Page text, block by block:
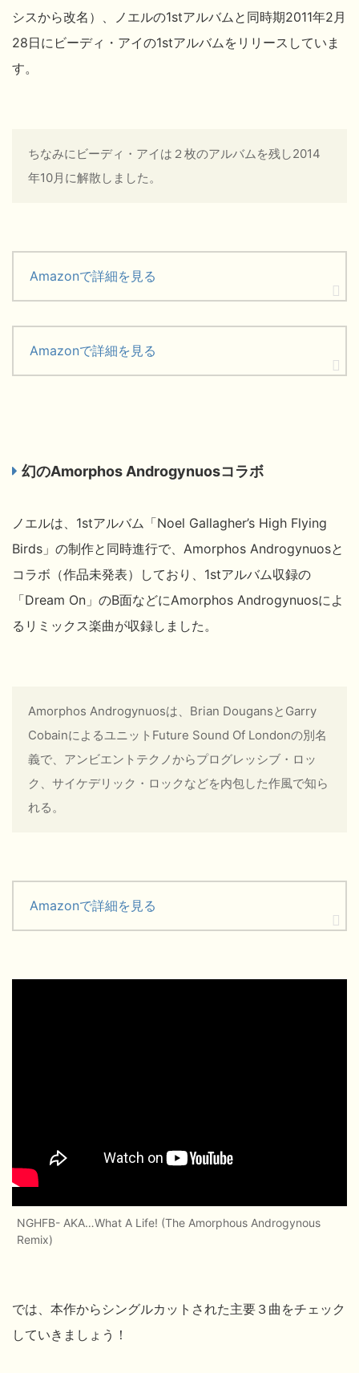
シスから改名）、ノエルの1stアルバムと同時期2011年2月
28日にビーディ・アイの1stアルバムをリリースしていま
す。
ちなみにビーディ・アイは２枚のアルバムを残し2014
年10月に解散しました。
Amazonで詳細を見る
Amazonで詳細を見る
幻のAmorphos Androgynuosコラボ
ノエルは、1stアルバム「Noel Gallagher’s High Flying
Birds」の制作と同時進行で、Amorphos Androgynuosと
コラボ（作品未発表）しており、1stアルバム収録の
「Dream On」のB面などにAmorphos Androgynuosによ
るリミックス楽曲が収録しました。
Amorphos Androgynuosは、Brian DougansとGarry
CobainによるユニットFuture Sound Of Londonの別名
義で、アンビエントテクノからプログレッシブ・ロッ
ク、サイケデリック・ロックなどを内包した作風で知ら
れる。
Amazonで詳細を見る
NGHFB- AKA…What A Life! (The Amorphous Androgynous
Remix)
では、本作からシングルカットされた主要３曲をチェック
していきましょう！